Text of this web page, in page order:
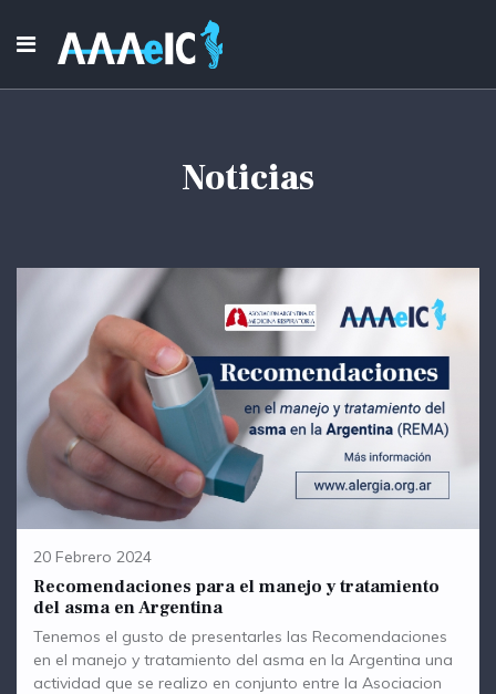
Noticias
20 Febrero 2024
Recomendaciones para el manejo y tratamiento
del asma en Argentina
Tenemos el gusto de presentarles las Recomendaciones
en el manejo y tratamiento del asma en la Argentina una
actividad que se realizo en conjunto entre la Asociacion